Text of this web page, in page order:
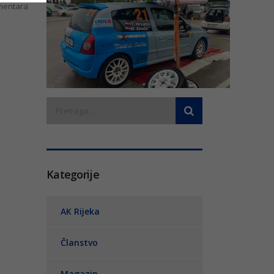
Kategorije
AK Rijeka
Članstvo